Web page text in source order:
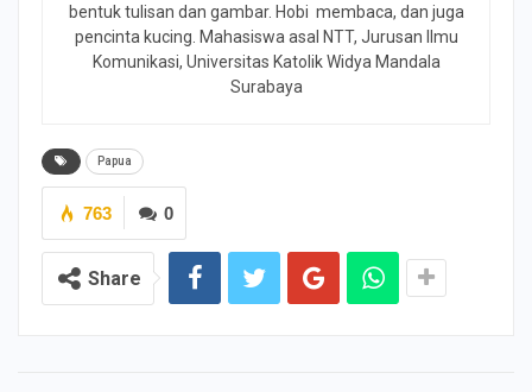
bentuk tulisan dan gambar. Hobi membaca, dan juga
pencinta kucing. Mahasiswa asal NTT, Jurusan Ilmu
Komunikasi, Universitas Katolik Widya Mandala
Surabaya
Papua
0
763
Share